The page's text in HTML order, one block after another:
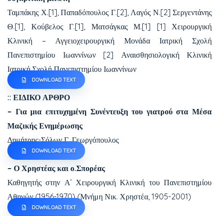
Ταμπάκης Χ.[1], Παπαδόπουλος Γ.[2], Λαγός Ν.[2] Σεργεντάνης
Θ.[1], Κούβελος Γ.[1], Ματσάγκας Μ.[1] [1] Χειρουργική
Κλινική – Αγγειοχειρουργική Μονάδα Ιατρική Σχολή
Πανεπιστημίου Ιωαννίνων [2] Αναισθησιολογική Κλινική
Ιατρική Σχολή Πανεπιστημίου Ιωαννίνων
DOWNLOAD TEXT
:: ΕΙΔΙΚΟ ΑΡΘΡΟ
– Για μια επιτυχημένη Συνέντευξη του γιατρού στα Μέσα
Μαζικής Ενημέρωσης
Δημήτρης-Σόλων Γ. Γεωργόπουλος
DOWNLOAD TEXT
– Ο Χρηστέας και ο.Σπορέας
Καθηγητής στην Α’ Χειρουργική Κλινική του Πανεπιστημίου
Αθηνών (1956-1970) (Μνήμη Νικ. Χρηστέα, 1905-2001)
DOWNLOAD TEXT